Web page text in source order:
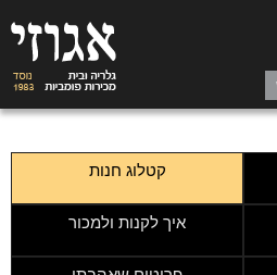
קטלוג חנות
איך לקנות ולמכור